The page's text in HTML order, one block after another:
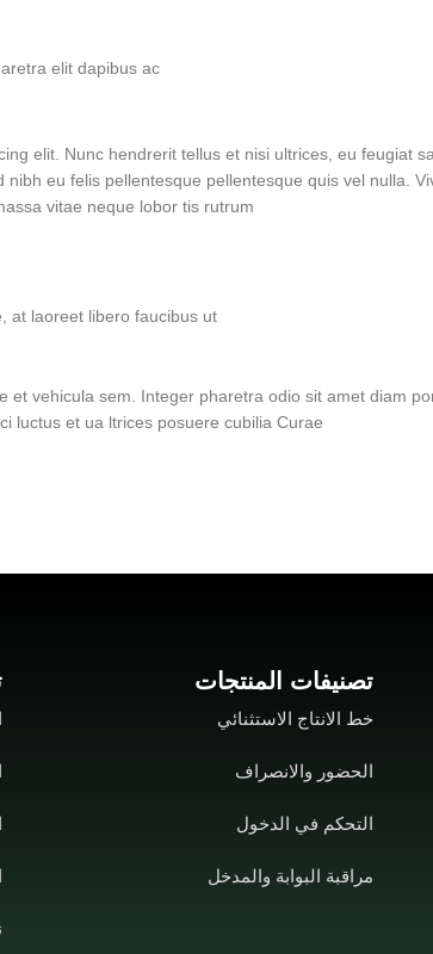
elit dapibus ac.
elit. Nunc hendrerit tellus et nisi ultrices, eu feugiat
eu felis pellentesque pellentesque quis vel nulla.
vitae neque lobor tis rutrum.
at laoreet libero faucibus ut
et vehicula sem. Integer pharetra odio sit amet diam
luctus et ua ltrices posuere cubilia Curae
تصنيفات المنتجات
خط الانتاج الاستثنائي
الحضور والانصراف
التحكم في الدخول
مراقبة البوابة والمدخل